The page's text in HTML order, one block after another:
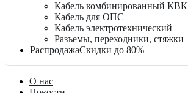
Кабель комбинированный КВК
Кабель для ОПС
Кабель электротехнический
Разъемы, переходники, стяжки
РаспродажаСкидки до 80%
О нас